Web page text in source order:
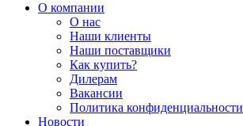
О компании
О нас
Наши клиенты
Наши поставщики
Как купить?
Дилерам
Вакансии
Политика конфиденциальности
Новости